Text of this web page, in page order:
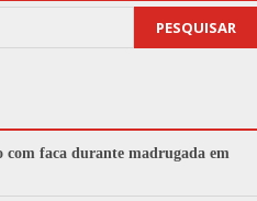
PESQUISAR
com faca durante madrugada em